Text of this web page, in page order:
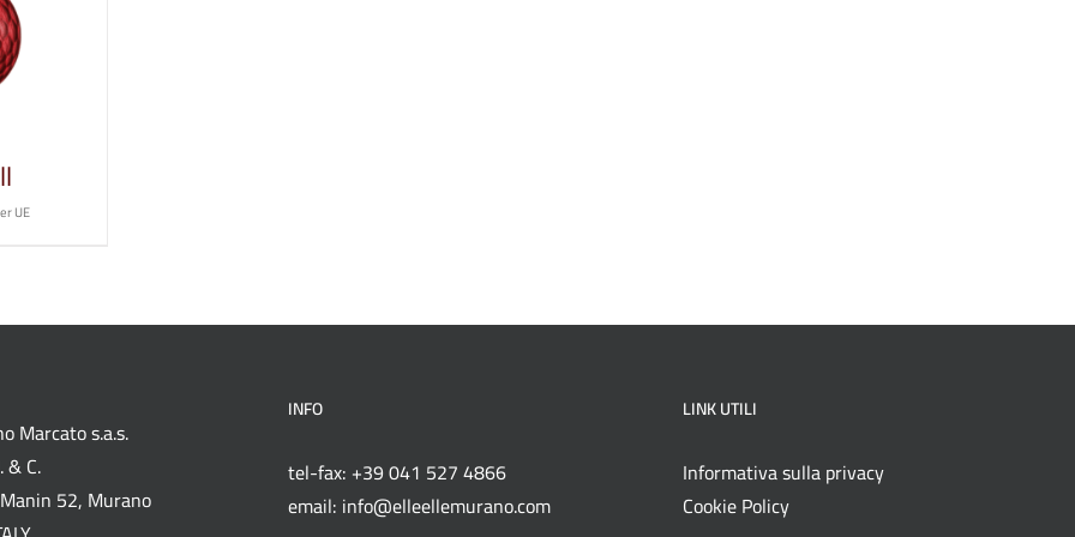
UE
Marcato s.a.s.
C.
52, Murano
INFO
tel-fax: +39 041 527 4866
email: info@elleellemurano.com
LINK UTILI
Informativa sulla privacy
Cookie Policy